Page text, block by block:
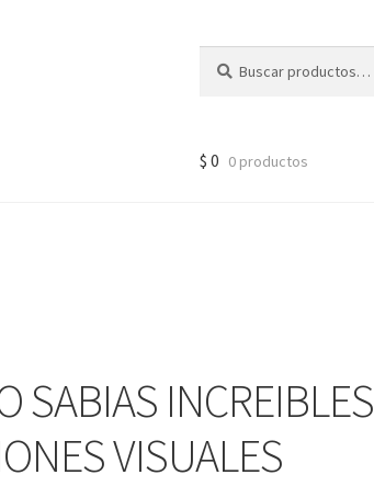
$ 0 0 productos
SABIAS INCREIBLES
VISUALES